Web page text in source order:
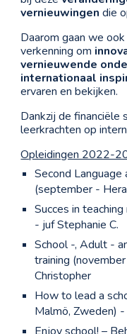
vernieuwingen die
Daarom gaan we ook
verkenning om
vernieuwende
internationaal
ervaren en bekijken.
Dankzij de financiële
leerkrachten op
Opleidingen 2022-
Second Language
(september -
Succes in
- juf Stephanie C.
School -, Adult -
training
Christopher
How to lead a
Malmö, Zweden)